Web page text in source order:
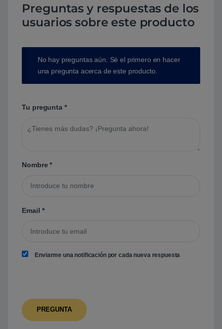
Preguntas y respuestas de los
usuarios sobre este producto
No hay preguntas aún. Sé el primero en hacer
una pregunta acerca de este producto.
Tu pregunta *
Nombre*
Email *
Enviarme una notificación por cada nueva respuesta